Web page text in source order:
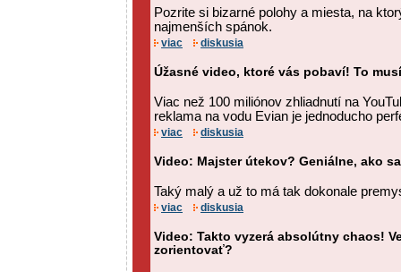
Pozrite si bizarné polohy a miesta, na
najmenších spánok.
viac diskusia
Úžasné video, ktoré vás pobaví! To
Viac než 100 miliónov zhliadnutí na
reklama na vodu Evian je jednoducho
viac diskusia
Video: Majster útekov? Geniálne, ako
Taký malý a už to má tak dokonale
viac diskusia
Video: Takto vyzerá absolútny chaos!
zorientovať?